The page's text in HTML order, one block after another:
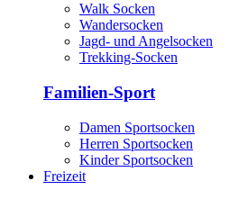
Walk Socken
Wandersocken
Jagd- und Angelsocken
Trekking-Socken
Familien-Sport
Damen Sportsocken
Herren Sportsocken
Kinder Sportsocken
Freizeit